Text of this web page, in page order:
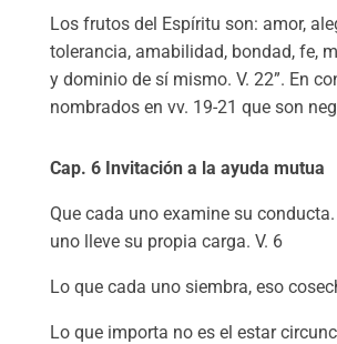
Los frutos del Espíritu son: amor,
tolerancia, amabilidad, bondad, fe,
y dominio de sí mismo. V. 22”. En
nombrados en vv. 19-21 que son
Cap. 6 Invitación a la ayuda mutua
Que cada uno examine su conducta.
uno lleve su propia carga. V. 6
Lo que cada uno siembra, eso
Lo que importa no es el estar